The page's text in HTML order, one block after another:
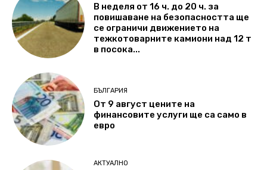
В неделя от 16 ч. до 20 ч. за
повишаване на безопасността ще
се ограничи движението на
тежкотоварните камиони над 12 т
в посока...
БЪЛГАРИЯ
От 9 август цените на
финансовите услуги ще са само в
евро
АКТУАЛНО